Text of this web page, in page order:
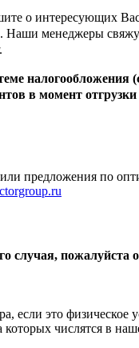
о интересующих
Наши менеджеры
в момент отгрузки
предложения по
случая, пожалуйста
если это физическое
которых числятся в